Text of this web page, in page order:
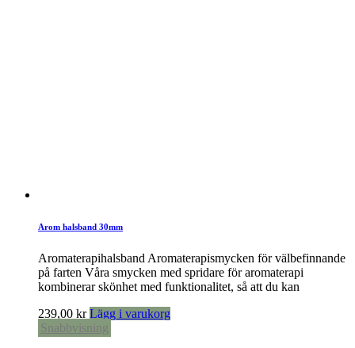
Arom halsband 30mm
Aromaterapihalsband Aromaterapismycken för välbefinnande
på farten Våra smycken med spridare för aromaterapi
kombinerar skönhet med funktionalitet, så att du kan
239,00 kr Lägg i varukorg
Snabbvisning